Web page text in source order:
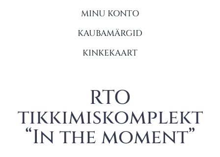
MINU KONTO
KAUBAMÄRGID
KINKEKAART
RTO
tikkimiskomplekt
“In the moment”